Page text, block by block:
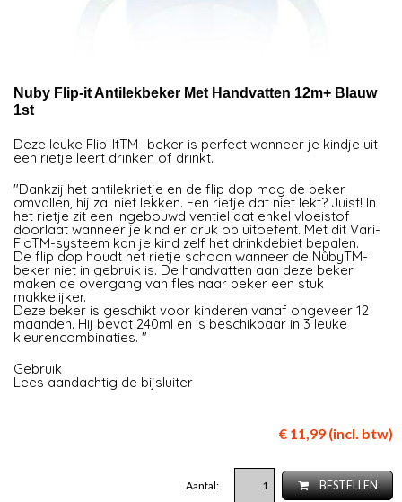
Nuby Flip-it Antilekbeker Met Handvatten 12m+ Blauw
1st
Deze leuke Flip-ItTM -beker is perfect wanneer je kindje uit
een rietje leert drinken of drinkt.
"Dankzij het antilekrietje en de flip dop mag de beker
omvallen, hij zal niet lekken. Een rietje dat niet lekt? Juist! In
het rietje zit een ingebouwd ventiel dat enkel vloeistof
doorlaat wanneer je kind er druk op uitoefent. Met dit Vari-
FloTM-systeem kan je kind zelf het drinkdebiet bepalen.
De flip dop houdt het rietje schoon wanneer de NûbyTM-
beker niet in gebruik is. De handvatten aan deze beker
maken de overgang van fles naar beker een stuk
makkelijker.
Deze beker is geschikt voor kinderen vanaf ongeveer 12
maanden. Hij bevat 240ml en is beschikbaar in 3 leuke
kleurencombinaties. "
Gebruik
Lees aandachtig de bijsluiter
€ 11,99 (incl. btw)
Aantal: BESTELLEN